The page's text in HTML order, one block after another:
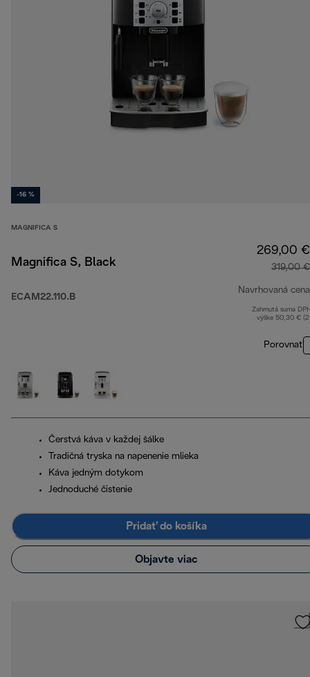
-16 %
MAGNIFICA S
Magnifica S, Black
ECAM22.110.B
269,00 €
319,00 €
Navrhovaná cena
Zahrnutá suma
výške 50,30 €
Porovnať
Čerstvá káva v každej šálke
Tradičná tryska na napenenie mlieka
Káva jedným dotykom
Jednoduché čistenie
Pridať do košíka
Objavte viac